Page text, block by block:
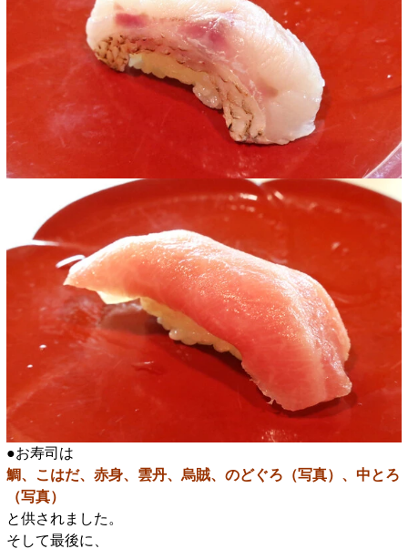
●お寿司は
鯛、こはだ、赤身、雲丹、烏賊、のどぐろ（写真）、中とろ
（写真）
と供されました。
そして最後に、